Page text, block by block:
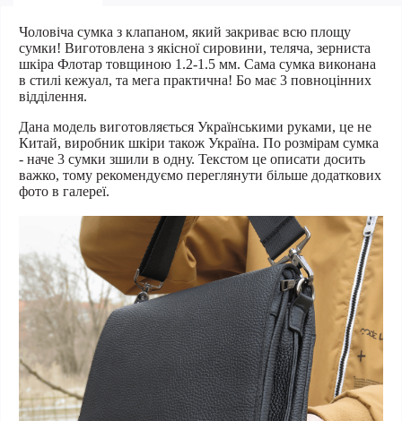
Чоловіча сумка з клапаном, який закриває всю площу
сумки! Виготовлена з якісної сировини, теляча, зерниста
шкіра Флотар товщиною 1.2-1.5 мм. Сама сумка виконана
в стилі кежуал, та мега практична! Бо має 3 повноцінних
відділення.
Дана модель виготовляється Українськими руками, це не
Китай, виробник шкіри також Україна. По розмірам сумка
- наче 3 сумки зшили в одну. Текстом це описати досить
важко, тому рекомендуємо переглянути більше додаткових
фото в галереї.